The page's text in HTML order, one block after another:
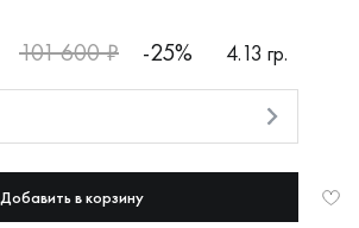
101 600 ₽ -25%
4.13 гр.
Добавить в корзину